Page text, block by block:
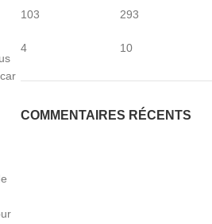
103
4
293
10
COMMENTAIRES RÉCENTS